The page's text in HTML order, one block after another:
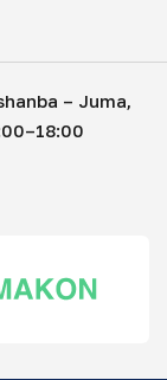
– Juma,